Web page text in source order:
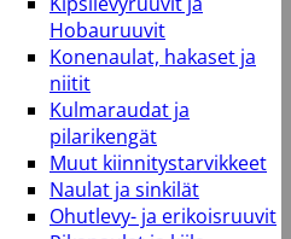
Hobauruuvit
Konenaulat, hakaset ja
niitit
Kulmaraudat ja
pilarikengät
Muut kiinnitystarvikkeet
Naulat ja sinkilät
Ohutlevy- ja erikoisruuvit